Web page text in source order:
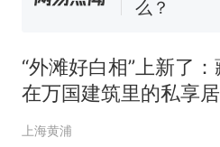
号，仅凭
窝，原地
140多朵
美国渔民
回大海 目
笔试第一
“外滩好白相”上新了：
在万国建筑里的私享
上海黄浦